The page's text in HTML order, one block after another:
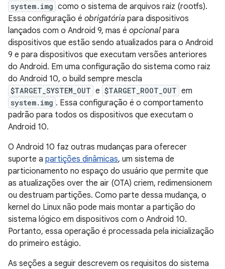
system.img como o sistema de arquivos raiz (rootfs).
Essa configuração é obrigatória para dispositivos
lançados com o Android 9, mas é opcional para
dispositivos que estão sendo atualizados para o Android
9 e para dispositivos que executam versões anteriores
do Android. Em uma configuração do sistema como raiz
do Android 10, o build sempre mescla
$TARGET_SYSTEM_OUT e $TARGET_ROOT_OUT em
system.img . Essa configuração é o comportamento
padrão para todos os dispositivos que executam o
Android 10.
O Android 10 faz outras mudanças para oferecer
suporte a partições dinâmicas, um sistema de
particionamento no espaço do usuário que permite que
as atualizações over the air (OTA) criem, redimensionem
ou destruam partições. Como parte dessa mudança, o
kernel do Linux não pode mais montar a partição do
sistema lógico em dispositivos com o Android 10.
Portanto, essa operação é processada pela inicialização
do primeiro estágio.
As seções a seguir descrevem os requisitos do sistema